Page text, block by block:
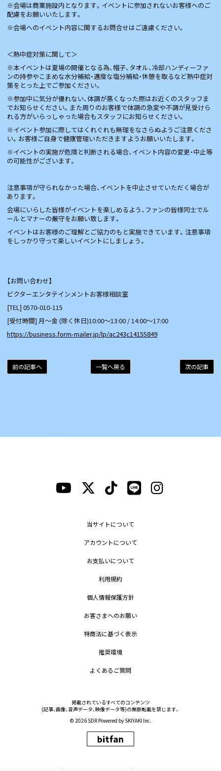
※会場は商業施設内となります。イベントに参加されないお客様へのご
配慮をお願いいたします。
※会場へのイベント内容に関するお問合せはご遠慮ください。
＜熱中症対策に関して＞
※本イベントは夏場の開催となる為、帽子、タオル、冷却ハンディーファ
ンの持参やこまめな水分補給・適度な塩分補給・休憩を取るなど熱中症対
策をとった上でご参加ください。
※参加中に気分が優れない、体調が悪くなった際はお近くのスタッフま
でお知らせください。また周りのお客様で体調の急変や不調が見受けら
れる方がいらっしゃった場合もスタッフにお知らせください。
※イベント参加に際してはくれぐれも無理をなさらぬようご注意くださ
い。お客様ご自身で健康管理いただきますようお願いいたします。
※イベントの実施が危険と判断される場合、イベント内容の変更・中止等
の可能性がございます。
注意事項が守られなかった場合、イベントを中止させていただく場合が
あります。
会場にいらした皆様がイベントを楽しめるよう、ファンの皆様同士でル
ールとマナーの厳守をお願い致します。
イベントはお客様のご理解とご協力のもと実施できています。注意事項
をしっかり守って楽しいイベントにしましょう。
【お問い合わせ】
ビクターエンタテインメントお客様相談室
[TEL] 0570-010-115
[受付時間] 月～金 (除く休日)10:00～13:00 / 14:00～17:00
https://business.form-mailer.jp/lp/ac243c14155849
次の記事
一覧へ戻る
前の記事へ
当サイトについて
アカウントについて
お支払いについて
利用規約
個人情報保護方針
お客さまへのお願い
特商法に基づく表示
推奨環境
よくあるご質問
掲載されているすべてのコンテンツ
(記事、画像、音声データ、映像データ等)の無断転載を禁じます。
© 2026 SDR Powered by SKIYAKI Inc.